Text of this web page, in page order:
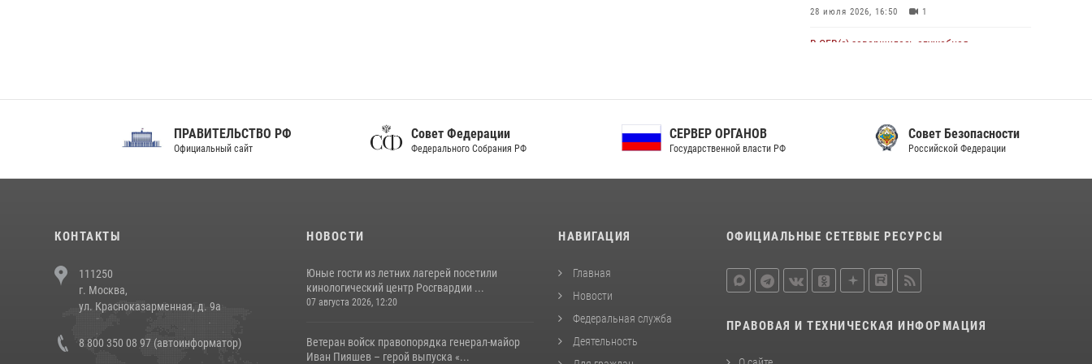
28 июля 2026, 16:50
1
В ОГВ(с) завершилась служебная
20 июля 2026, 09:25 3
Директор Росгвардии Герой России генерал
армии Виктор Золотов поздравил
Праздник «Один день с Росгвардией» к 105-
Поклонной горе
При силовой поддержке СОБР Росгвардии в
ПРАВИТЕЛЬСТВО РФ
Официальный сайт
Совет Федерации
Федерального Собрания РФ
СЕРВЕР ОРГАНОВ
Государственной власти РФ
Совет Безопасности
Российской Федерации
КОНТАКТЫ
111250
г. Москва,
ул. Красноказарменная, д. 9а
8 800 350 08 97 (автоинформатор)
НОВОСТИ
Юные гости из летних лагерей посетили
кинологический центр Росгвардии ...
07 августа 2026, 12:20
Ветеран войск правопорядка генерал-майор
Иван Пияшев – герой выпуска «...
НАВИГАЦИЯ
Главная
Новости
Федеральная служба
Деятельность
ОФИЦИАЛЬНЫЕ СЕТЕВЫЕ РЕСУРСЫ
ПРАВОВАЯ И ТЕХНИЧЕСКАЯ ИНФОРМАЦИЯ